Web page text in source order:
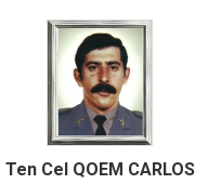
Ten Cel QOEM CARLOS